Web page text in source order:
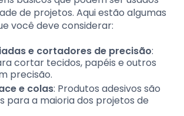
de projetos. Aqui estão algumas
você deve considerar:
e cortadores de precisão:
cortar tecidos, papéis e outros
precisão.
e colas: Produtos adesivos são
para a maioria dos projetos de